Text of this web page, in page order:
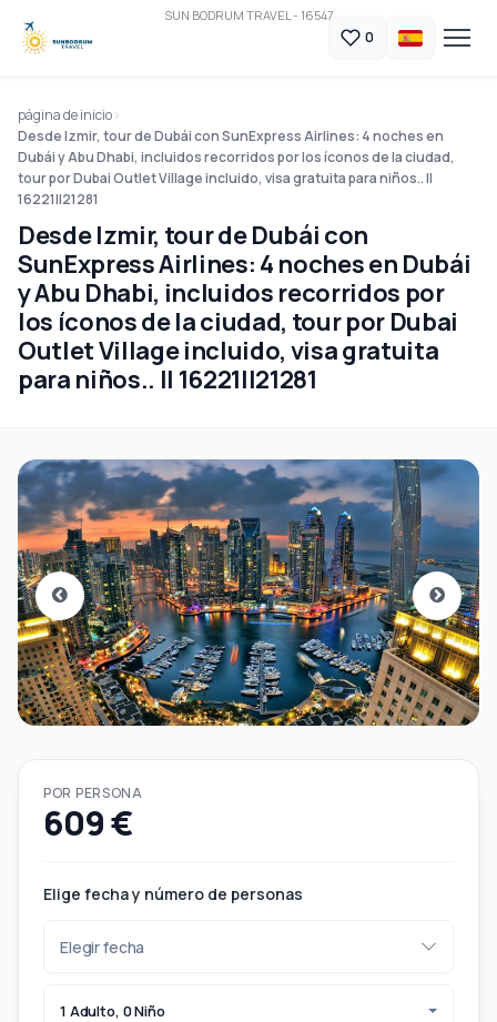
SUN BODRUM TRAVEL - 16547
0
página de inicio
Desde Izmir, tour de Dubái con SunExpress Airlines: 4 noches en
Dubái y Abu Dhabi, incluidos recorridos por los íconos de la ciudad,
tour por Dubai Outlet Village incluido, visa gratuita para niños.. ||
16221||21281
Desde Izmir, tour de Dubái con
SunExpress Airlines: 4 noches en Dubái
y Abu Dhabi, incluidos recorridos por
los íconos de la ciudad, tour por Dubai
Outlet Village incluido, visa gratuita
para niños.. || 16221||21281
POR PERSONA
609 €
Elige fecha y número de personas
1 Adulto, 0 Niño